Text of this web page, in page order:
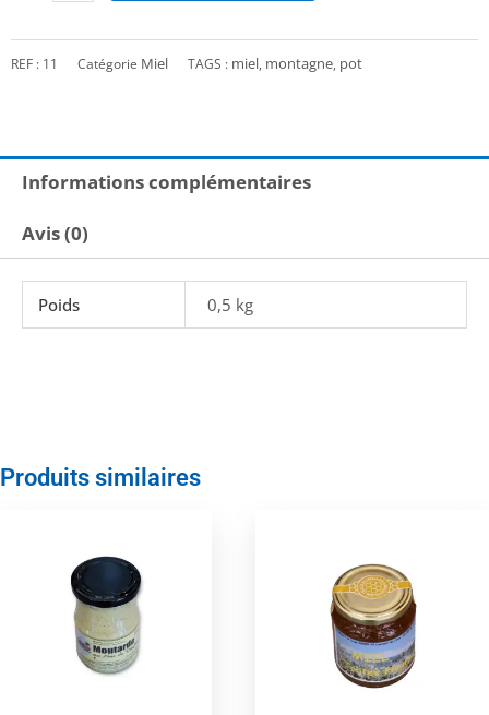
montagne
500g
REF : 11 Catégorie Miel TAGS : miel montagne pot
Informations complémentaires
Avis (0)
Poids 0,5 kg
Produits similaires